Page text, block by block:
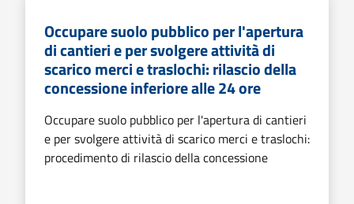
Occupare suolo pubblico per l'apertura
di cantieri e per svolgere attività di
scarico merci e traslochi: rilascio della
concessione inferiore alle 24 ore
Occupare suolo pubblico per l'apertura di cantieri
e per svolgere attività di scarico merci e traslochi:
procedimento di rilascio della concessione